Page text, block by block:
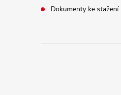
Dokumenty ke stažení